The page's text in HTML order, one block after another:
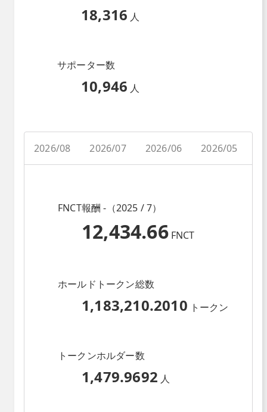
18,316 人
サポーター数
10,946 人
2026/08 2026/07 2026/06 2026/05
FNCT報酬 -（2025 / 7）
12,434.66 FNCT
ホールドトークン総数
1,183,210.2010 トークン
トークンホルダー数
1,479.9692 人